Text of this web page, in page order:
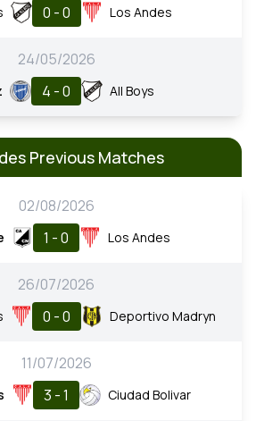
0 - 0 Los Andes
24/05/2026
4 - 0 All Boys
Previous Matches
02/08/2026
1 - 0 Los Andes
26/07/2026
0 - 0 Deportivo Madryn
11/07/2026
3 - 1 Ciudad Bolivar